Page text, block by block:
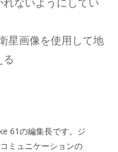
星画像を使用して地
61の編集長です。ジ
ミュニケーションの